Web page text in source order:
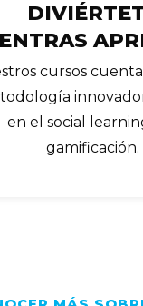
cursos
en el social
gamificación.